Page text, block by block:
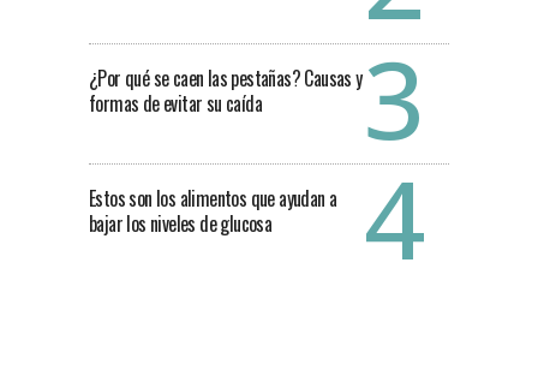
¿Por qué se caen las pestañas? Causas y
formas de evitar su caída
Estos son los alimentos que ayudan a
bajar los niveles de glucosa